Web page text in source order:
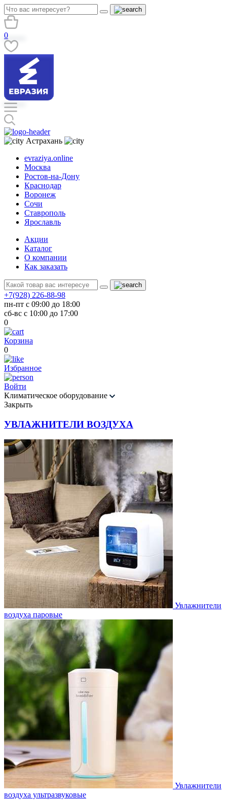
0
Астрахань
evraziya.online
Москва
Ростов-на-Дону
Краснодар
Воронеж
Сочи
Ставрополь
Ярославль
Акции
Каталог
О компании
Как заказать
+7(928) 226-88-98
пн-пт с 09:00 до 18:00
сб-вс с 10:00 до 17:00
0
Корзина
0
Избранное
Войти
Климатическое оборудование
Закрыть
УВЛАЖНИТЕЛИ ВОЗДУХА
Увлажнители
воздуха паровые
Увлажнители
воздуха ультразвуковые